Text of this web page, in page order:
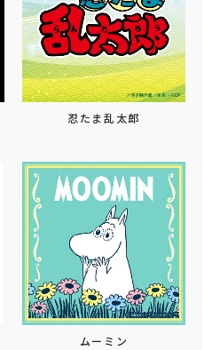
忍たま乱太郎
ムーミン